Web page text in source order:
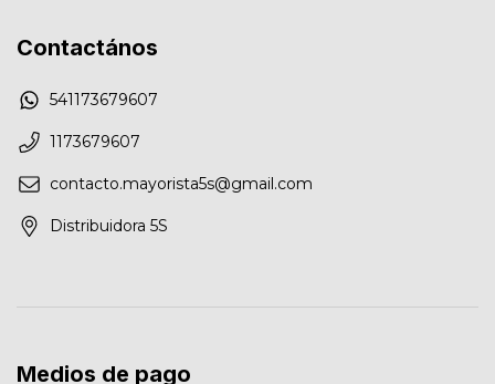
Contactános
541173679607
1173679607
contacto.mayorista5s@gmail.com
Distribuidora 5S
Medios de pago